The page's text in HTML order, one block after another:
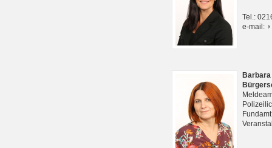
Tel.:
e-mail: